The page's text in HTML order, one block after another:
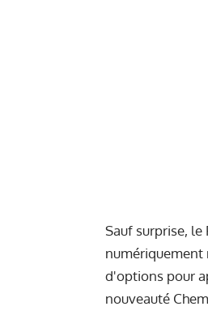
Sauf surprise,
numériquement
d'options pour
nouveauté